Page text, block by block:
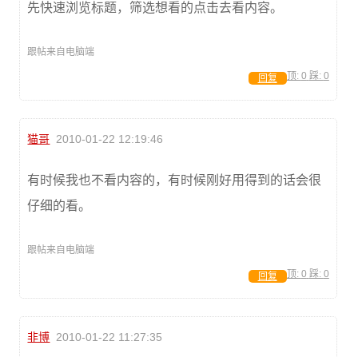
先快速浏览标题，筛选想看的点击去看内容。
跟帖来自电脑端
顶: 0 踩: 0
回复
猫哥 2010-01-22 12:19:46
有时候我也不看内容的，有时候刚好用得到的话会很
仔细的看。
跟帖来自电脑端
顶: 0 踩: 0
回复
非博 2010-01-22 11:27:35